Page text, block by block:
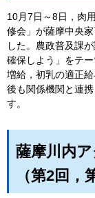
10月7日～8日，肉
修会」が薩摩中央
した。農政普及課
確保しよう」をテ
増給，初乳の適正
後も関係機関と連
す。
薩摩川内
（第2回，